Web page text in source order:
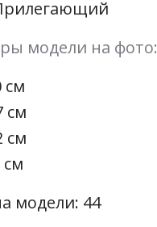
модели на фото:
см
см
см
см
модели: 44